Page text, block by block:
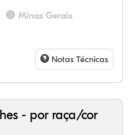
Minas Gerais
Notas Técnicas
- por raça/cor